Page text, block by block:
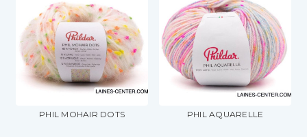
PHIL MOHAIR DOTS PHIL AQUARELLE